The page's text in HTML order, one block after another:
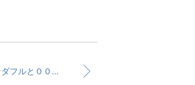
【動画】ゼロゼロワンダフルと００４１国際電話普及に貢献